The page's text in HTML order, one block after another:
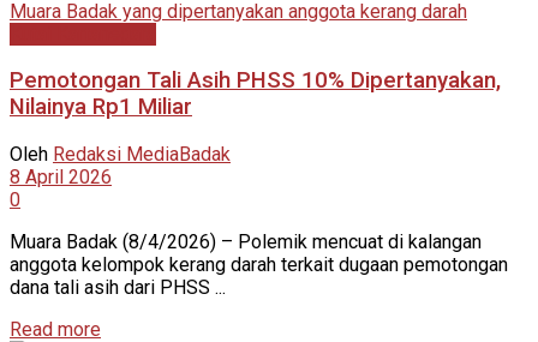
Pemotongan Tali Asih PHSS 10% Dipertanyakan,
Nilainya Rp1 Miliar
Oleh Redaksi MediaBadak
8 April 2026
0
Muara Badak (8/4/2026) – Polemik mencuat di kalangan
anggota kelompok kerang darah terkait dugaan pemotongan
dana tali asih dari PHSS ...
Read more